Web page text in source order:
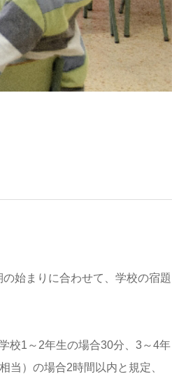
始まりに合わせて、学校の宿題
校1～2年生の場合30分、3～4年
当）の場合2時間以内と規定、